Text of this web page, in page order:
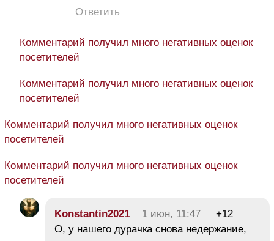
Ответить
Комментарий получил много негативных оценок
посетителей
Комментарий получил много негативных оценок
посетителей
Комментарий получил много негативных оценок
посетителей
Комментарий получил много негативных оценок
посетителей
Konstantin2021 1 июн, 11:47
+12
О, у нашего дурачка снова недержание,